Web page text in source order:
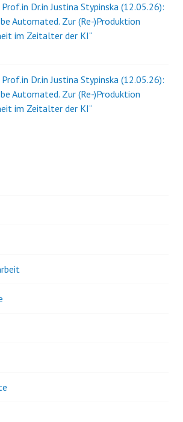
Dr.in Justina Stypinska (12.05.26):
Automated. Zur (Re-)Produktion
im Zeitalter der KI“
Dr.in Justina Stypinska (12.05.26):
Automated. Zur (Re-)Produktion
im Zeitalter der KI“